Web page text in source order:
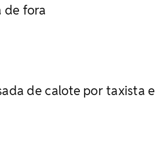
de fora
de calote por taxista e